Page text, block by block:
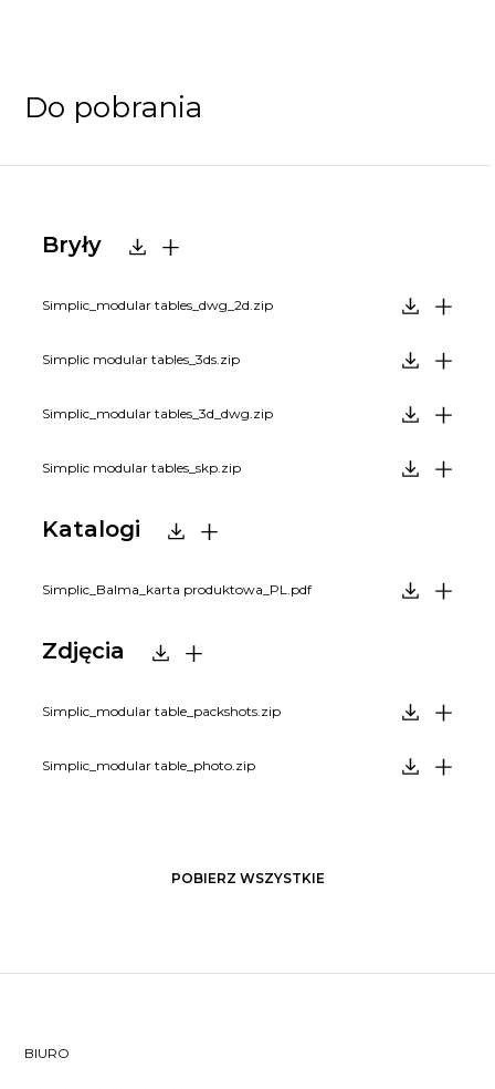
Do pobrania
Bryły
Simplic_modular tables_dwg_2d.zip
Simplic modular tables_3ds.zip
Simplic_modular tables_3d_dwg.zip
Simplic modular tables_skp.zip
Katalogi
Simplic_Balma_karta produktowa_PL.pdf
Zdjęcia
Simplic_modular table_packshots.zip
Simplic_modular table_photo.zip
POBIERZ WSZYSTKIE
BIURO